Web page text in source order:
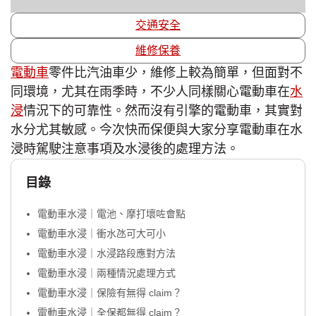
交通安全
維修保養
電動車零件比汽油車少，維修上較為簡單，但面對不
同環境，尤其在雨季時，不少人同樣關心電動車在水
浸情況下的可靠性。然而沒有引擎的電動車，其實對
水分尤其敏感。今次快而保便與大家分享電動車在水
浸時駕駛注意事項及水浸後的處理方法。
目錄
電動車水浸｜電池、摩打壞咗會點
電動車水浸｜衝水氹可大可小
電動車水浸｜水浸路段應對方法
電動車水浸｜兩種情況處理方式
電動車水浸｜保險有無得 claim？
電動車水浸｜全保都無得 claim？